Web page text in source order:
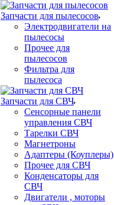
Запчасти для пылесосов
Электродвигатели на
пылесосы
Прочее для
пылесосов
Фильтра для
пылесоса
Запчасти для СВЧ
Сенсорные панели
управления СВЧ
Тарелки СВЧ
Магнетроны
Адаптеры (Коуплеры)
Прочее для СВЧ
Конденсаторы для
СВЧ
Двигатели , моторы